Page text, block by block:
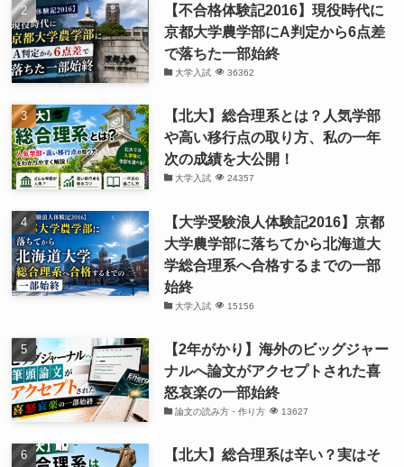
【不合格体験記2016】現役時代に
京都大学農学部にA判定から6点差
で落ちた一部始終
大学入試 36362
【北大】総合理系とは？人気学部
や高い移行点の取り方、私の一年
次の成績を大公開！
大学入試 24357
【大学受験浪人体験記2016】京都
大学農学部に落ちてから北海道大
学総合理系へ合格するまでの一部
始終
大学入試 15156
【2年がかり】海外のビッグジャー
ナルへ論文がアクセプトされた喜
怒哀楽の一部始終
論文の読み方・作り方 13627
【北大】総合理系は辛い？実はそ